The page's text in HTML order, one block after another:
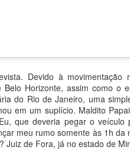
Devido à movimentação
Belo Horizonte, assim como o
do Rio de Janeiro, uma
em um suplício. Maldito
que deveria pegar o veículo
meu rumo somente às 1h da
Juiz de Fora, já no estado de